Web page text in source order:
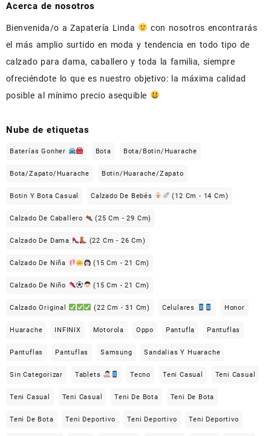
Acerca de nosotros
Bienvenida/o a Zapatería Linda
con nosotros encontrarás
el más amplio surtido en moda y tendencia en todo tipo de
calzado para dama, caballero y toda la familia, siempre
ofreciéndote lo que es nuestro objetivo: la máxima calidad
posible al mínimo precio asequible
Nube de etiquetas
Baterías Gonher Bota Bota/Botin/Huarache
Bota/Zapato/Huarache Botin/Huarache/Zapato
Botin Y Bota Casual Calzado De Bebés (12 Cm - 14 Cm)
Calzado De Caballero (25 Cm - 29 Cm)
Calzado De Dama (22 Cm - 26 Cm)
Calzado De Niña (15 Cm - 21 Cm)
Calzado De Niño (15 Cm - 21 Cm)
Calzado Original (22 Cm - 31 Cm) Celulares Honor
Huarache INFINIX Motorola Oppo Pantufla Pantuflas
Pantuflas Pantuflas Samsung Sandalias Y Huarache
Sin Categorizar Tablets Tecno Teni Casual Teni Casual
Teni Casual Teni Casual Teni De Bota Teni De Bota
Teni De Bota Teni Deportivo Teni Deportivo Teni Deportivo